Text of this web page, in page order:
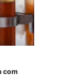
com